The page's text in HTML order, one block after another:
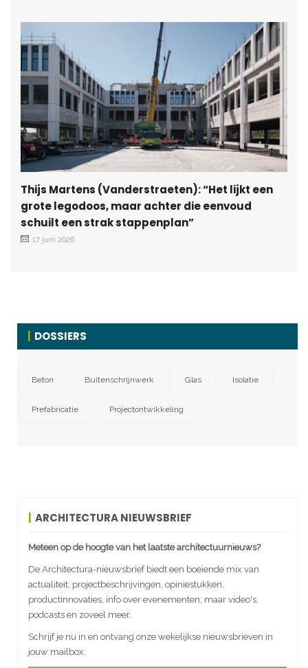
Thijs Martens (Vanderstraeten): “Het lijkt een
grote legodoos, maar achter die eenvoud
schuilt een strak stappenplan”
17 juni 2026
DOSSIERS
Beton Buitenschrijnwerk Glas Isolatie
Prefabricatie Projectontwikkeling
ARCHITECTURA NIEUWSBRIEF
Meteen op de hoogte van het laatste architectuurnieuws?
De Architectura-nieuwsbrief biedt een boeiende mix van
actualiteit, projectbeschrijvingen, opiniestukken,
productinnovaties, info over evenementen, maar video's,
podcasts en zoveel meer.
Schrijf je nu in en ontvang onze wekelijkse nieuwsbrieven in
jouw mailbox.